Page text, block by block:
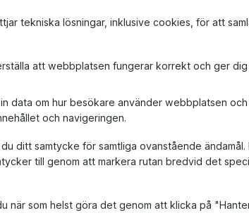
tekniska lösningar, inklusive cookies, för att
att webbplatsen fungerar korrekt och ger dig
in data om hur besökare använder webbplatsen
och navigeringen.
ditt samtycke för samtliga ovanstående ändamål.
till genom att markera rutan bredvid det
när som helst göra det genom att klicka på
att välja
det är till
en